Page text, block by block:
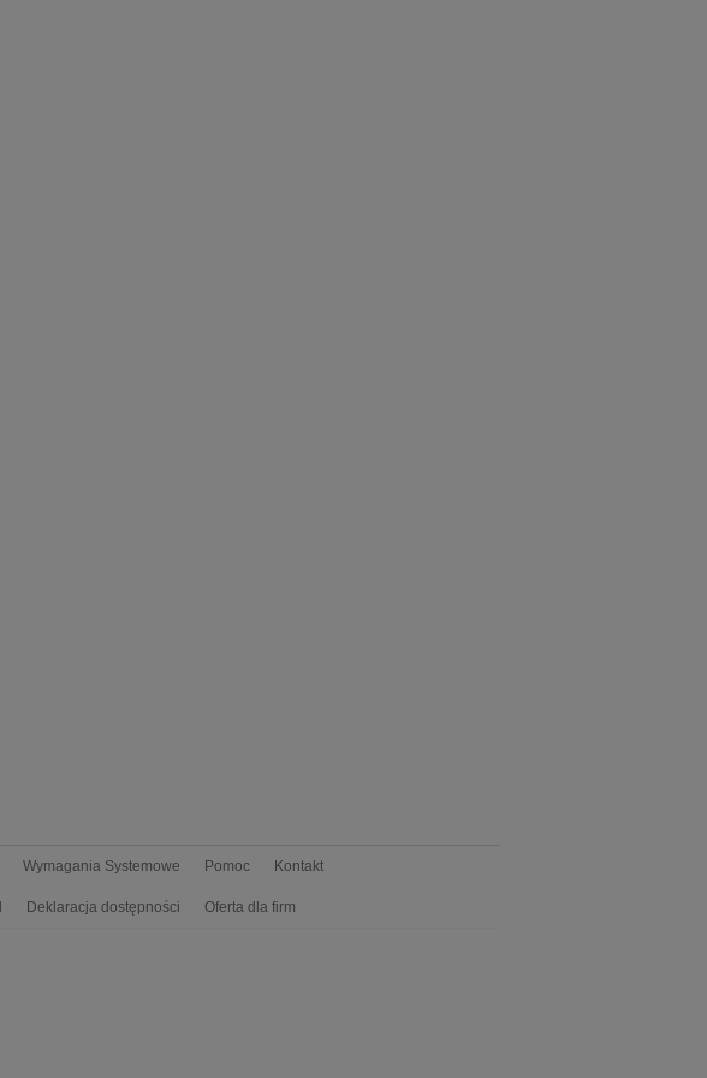
Wymagania Systemowe Pomoc Kontakt
Deklaracja dostępności Oferta dla firm